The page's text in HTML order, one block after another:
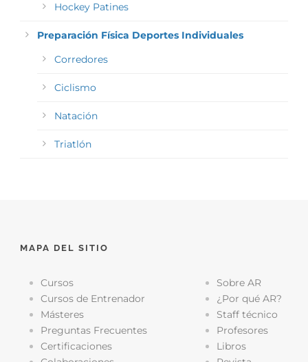
Hockey Patines
Preparación Física Deportes Individuales
Corredores
Ciclismo
Natación
Triatlón
MAPA DEL SITIO
Cursos
Cursos de Entrenador
Másteres
Preguntas Frecuentes
Certificaciones
Sobre AR
¿Por qué AR?
Staff técnico
Profesores
Libros